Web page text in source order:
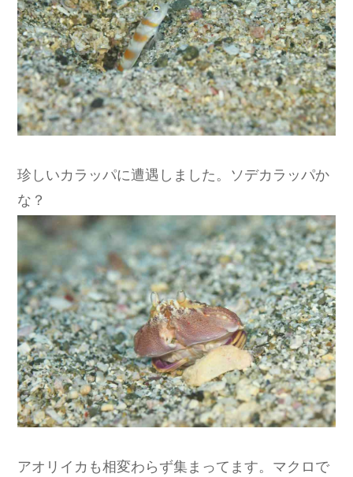
珍しいカラッパに遭遇しました。ソデカラッパか
な？
アオリイカも相変わらず集まってます。マクロで